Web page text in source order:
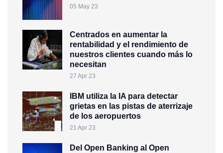
05 May 23
Centrados en aumentar la
rentabilidad y el rendimiento de
nuestros clientes cuando más lo
necesitan
27 Apr 23
IBM utiliza la IA para detectar
grietas en las pistas de aterrizaje
de los aeropuertos
21 Apr 23
Del Open Banking al Open